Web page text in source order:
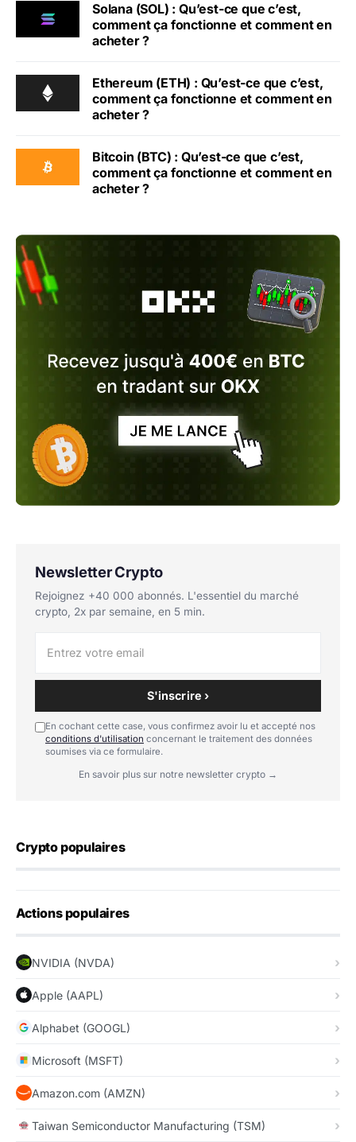
Solana (SOL) : Qu’est-ce que c’est,
comment ça fonctionne et comment en
acheter ?
Ethereum (ETH) : Qu’est-ce que c’est,
comment ça fonctionne et comment en
acheter ?
Bitcoin (BTC) : Qu’est-ce que c’est,
comment ça fonctionne et comment en
acheter ?
Newsletter Crypto
Rejoignez +40 000 abonnés. L'essentiel du marché
crypto, 2x par semaine, en 5 min.
S'inscrire ›
En cochant cette case, vous confirmez avoir lu et accepté nos
conditions d'utilisation concernant le traitement des données
soumises via ce formulaire.
En savoir plus sur notre newsletter crypto →
Crypto populaires
Actions populaires
NVIDIA (NVDA)
Apple (AAPL)
Alphabet (GOOGL)
Microsoft (MSFT)
Amazon.com (AMZN)
Taiwan Semiconductor Manufacturing (TSM)